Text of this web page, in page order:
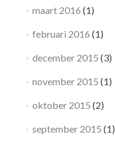
maart 2016 (1)
februari 2016 (1)
december 2015 (3)
november 2015 (1)
oktober 2015 (2)
september 2015 (1)